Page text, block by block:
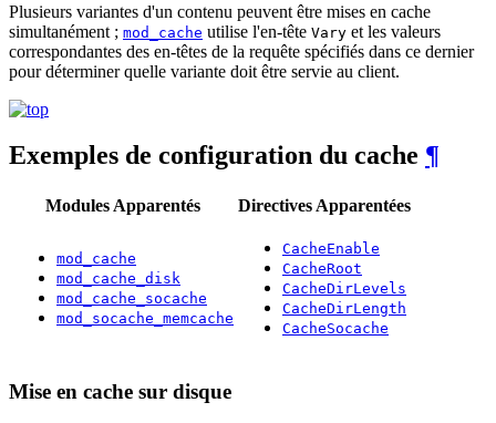
Plusieurs variantes d'un contenu peuvent être mises en cache
simultanément ; mod_cache utilise l'en-tête Vary et les valeurs
correspondantes des en-têtes de la requête spécifiés dans ce dernier
pour déterminer quelle variante doit être servie au client.
Exemples de configuration du cache ¶
Modules Apparentés Directives Apparentées
mod_cache
mod_cache_disk
mod_cache_socache
mod_socache_memcache
CacheEnable
CacheRoot
CacheDirLevels
CacheDirLength
CacheSocache
Mise en cache sur disque